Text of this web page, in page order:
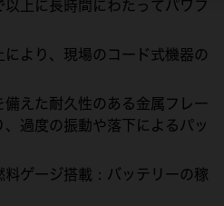
以上に長時間にわたってパワフ
より、現場のコード式機器の
えた耐久性のある金属フレー
過度の振動や落下によるパッ
ゲージ搭載：バッテリーの稼